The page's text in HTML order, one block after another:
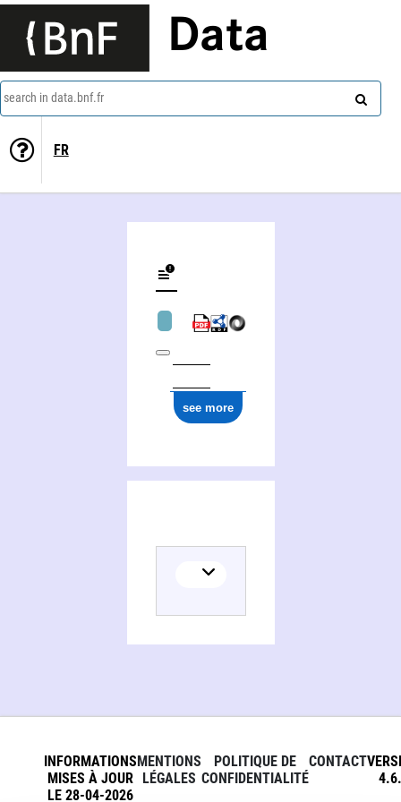
Data
search in data.bnf.fr
FR
see more
INFORMATIONS
MISES À JOUR
LE 28-04-2026
MENTIONS
LÉGALES
POLITIQUE DE
CONFIDENTIALITÉ
CONTACT